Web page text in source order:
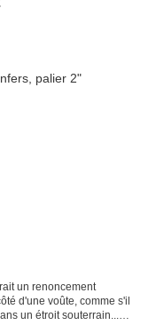
un renoncement
d'une voûte, comme s'il
un étroit souterrain...